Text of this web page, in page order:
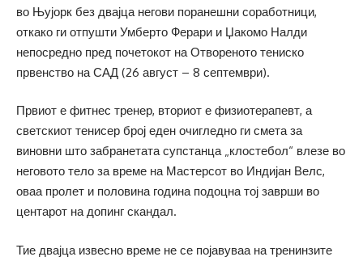
во Њујорк без двајца негови поранешни соработници,
откако ги отпушти Умберто Ферари и Џакомо Налди
непосредно пред почетокот на Отвореното тениско
првенство на САД (26 август – 8 септември).
Првиот е фитнес тренер, вториот е физиотерапевт, а
светскиот тенисер број еден очигледно ги смета за
виновни што забранетата супстанца „клостебол“ влезе во
неговото тело за време на Мастерсот во Индијан Велс,
оваа пролет и половина година подоцна тој заврши во
центарот на допинг скандал.
Тие двајца извесно време не се појавуваа на тренинзите